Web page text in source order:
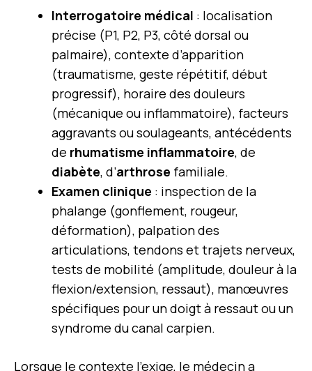
Interrogatoire médical : localisation
précise (P1, P2, P3, côté dorsal ou
palmaire), contexte d’apparition
(traumatisme, geste répétitif, début
progressif), horaire des douleurs
(mécanique ou inflammatoire), facteurs
aggravants ou soulageants, antécédents
de rhumatisme inflammatoire, de
diabète, d’arthrose familiale.
Examen clinique : inspection de la
phalange (gonflement, rougeur,
déformation), palpation des
articulations, tendons et trajets nerveux,
tests de mobilité (amplitude, douleur à la
flexion/extension, ressaut), manœuvres
spécifiques pour un doigt à ressaut ou un
syndrome du canal carpien.
Lorsque le contexte l’exige, le médecin a